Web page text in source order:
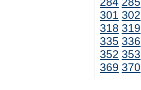
301 302
318 319
335 336
352 353
369 370